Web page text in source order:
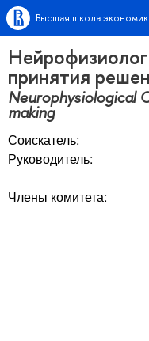
Высшая школа
принятия
Neurophysiological
making
Соискатель:
Руководитель:
Члены комитета: